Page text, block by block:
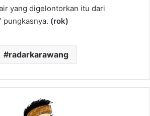
yang digelontorkan itu dari
pungkasnya. (rok)
radarkarawang